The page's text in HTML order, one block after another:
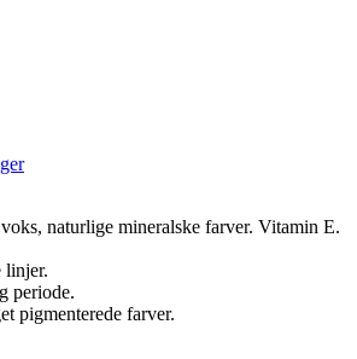
naturlige mineralske farver. Vitamin E.
linjer.
periode.
pigmenterede farver.